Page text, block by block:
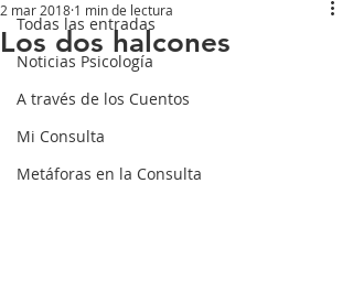
Todas las entradas
Noticias Psicología
A través de los Cuentos
Mi Consulta
Metáforas en la Consulta
Los dos halcones
2 mar 2018 1 min de lectura